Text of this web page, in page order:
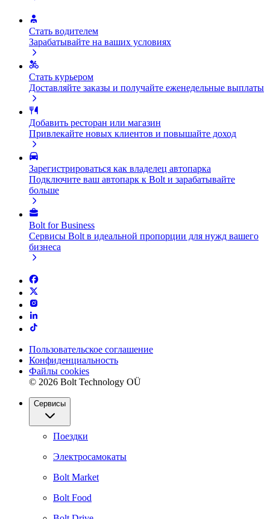
Стать водителем
Зарабатывайте на ваших условиях
Стать курьером
Доставляйте заказы и получайте еженедельные выплаты
Добавить ресторан или магазин
Привлекайте новых клиентов и повышайте доход
Зарегистрироваться как владелец автопарка
Подключите ваш автопарк к Bolt и зарабатывайте
больше
Bolt for Business
Сервисы Bolt в идеальной пропорции для нужд вашего
бизнеса
Пользовательское соглашение
Конфиденциальность
Файлы cookies
© 2026 Bolt Technology OÜ
Сервисы
Поездки
Электросамокаты
Bolt Market
Bolt Food